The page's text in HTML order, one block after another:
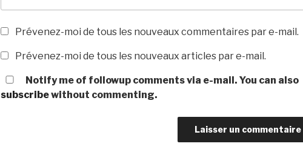
Prévenez-moi de tous les nouveaux commentaires par e-mail.
Prévenez-moi de tous les nouveaux articles par e-mail.
Notify me of followup comments via e-mail. You can also
subscribewithout commenting.